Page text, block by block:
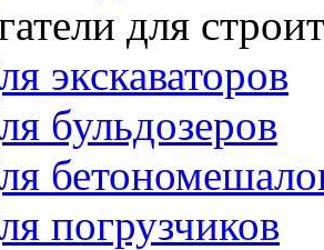
для
экскаваторов
бульдозеров
погрузчиков